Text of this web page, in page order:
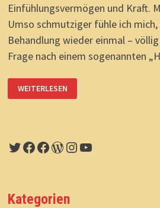
Einfühlungsvermögen und Kraft.
Umso schmutziger fühle ich
Behandlung wieder einmal –
Frage nach einem sogenannten
„HAPPY
END?“
UND
WEITERLESEN
Twitter
Facebook
Facebook
WordPress
Instagram
YouTube
Kategorien